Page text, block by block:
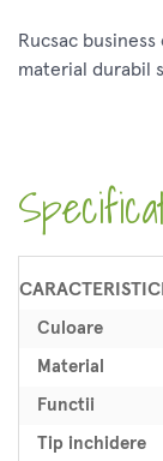
Rucsac
material durabil
Culoare
Material
Functii
Tip inchidere